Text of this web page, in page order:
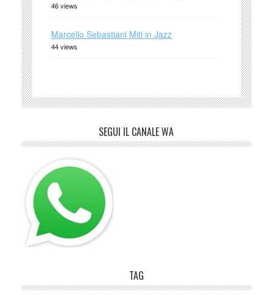
46 views
Marcello Sebastiani Miti in Jazz
44 views
SEGUI IL CANALE WA
TAG